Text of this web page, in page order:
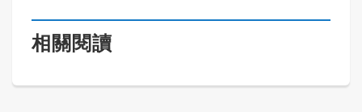
相關閱讀